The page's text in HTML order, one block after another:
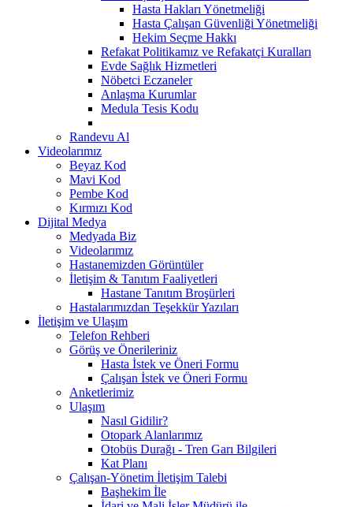
Hasta Hakları Yönetmeliği
Hasta Çalışan Güvenliği Yönetmeliği
Hekim Seçme Hakkı
Refakat Politikamız ve Refakatçi Kuralları
Evde Sağlık Hizmetleri
Nöbetci Eczaneler
Anlaşma Kurumlar
Medula Tesis Kodu
Randevu Al
Videolarımız
Beyaz Kod
Mavi Kod
Pembe Kod
Kırmızı Kod
Dijital Medya
Medyada Biz
Videolarımız
Hastanemizden Görüntüler
İletişim & Tanıtım Faaliyetleri
Hastane Tanıtım Broşürleri
Hastalarımızdan Teşekkür Yazıları
İletişim ve Ulaşım
Telefon Rehberi
Görüş ve Önerileriniz
Hasta İstek ve Öneri Formu
Çalışan İstek ve Öneri Formu
Anketlerimiz
Ulaşım
Nasıl Gidilir?
Otopark Alanlarımız
Otobüs Durağı - Tren Garı Bilgileri
Kat Planı
Çalışan-Yönetim İletişim Talebi
Başhekim İle